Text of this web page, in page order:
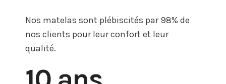
Nos matelas sont plébiscités par 98% de
nos clients pour leur confort et leur
qualité.